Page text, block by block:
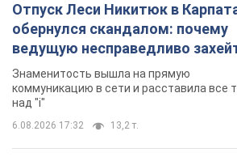
Отпуск Леси Никитюк в
обернулся скандалом: почему
ведущую несправедливо
Знаменитость вышла на прямую
коммуникацию в сети и расставила все
над "i"
6.08.2026 17:32 13,2 т.